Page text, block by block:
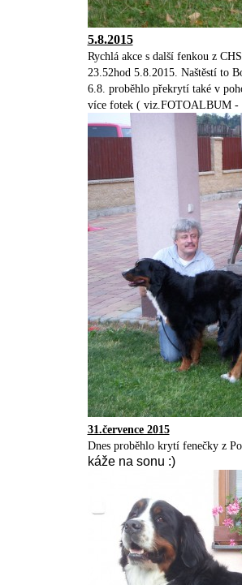
5.8.2015
Rychlá akce s další fenkou z
23.52hod 5.8.2015. Naštěstí to
6.8. proběhlo překrytí také v
více fotek ( viz.FOTOALBUM -
31.července 2015
Dnes proběhlo krytí fenečky z
káže na sonu :)